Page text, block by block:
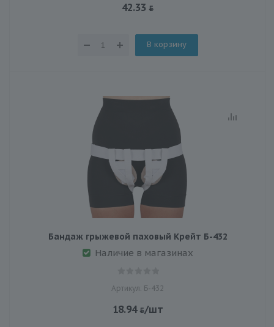
42.33
В корзину
Бандаж грыжевой паховый Крейт Б-432
Наличие в магазинах
Артикул: Б-432
18.94 /шт